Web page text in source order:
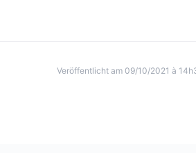
Veröffentlicht am 09/10/2021 à